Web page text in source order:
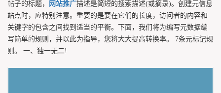
帖子的标题， 网站推广描述是简短的搜索描述(或摘录)。创建元信息
站点时，应特别注意。重要的是要在它们的长度，访问者的内容和
关键字的包含之间找到适当的平衡。下面，我们将为编写元数据编
写简单的规则，并以此为指导，您将大大提高转换率。 7条元标记规
则。 一、独一无二!